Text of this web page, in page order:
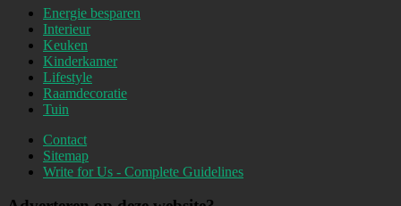
Energie besparen
Interieur
Keuken
Kinderkamer
Lifestyle
Raamdecoratie
Tuin
Contact
Sitemap
Write for Us - Complete Guidelines